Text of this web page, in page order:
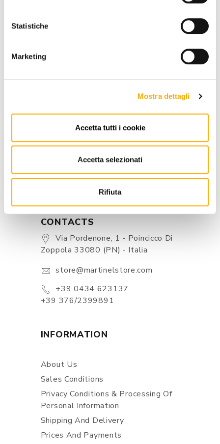
Statistiche
Marketing
Mostra dettagli
Accetta tutti i cookie
Accetta selezionati
Rifiuta
BRAND
CONTACTS
Via Pordenone, 1 - Poincicco Di
Zoppola 33080 (PN) - Italia
store@martinelstore.com
+39 0434 623137
+39 376/2399891
INFORMATION
About Us
Sales Conditions
Privacy Conditions & Processing Of
Personal Information
Shipping And Delivery
Prices And Payments